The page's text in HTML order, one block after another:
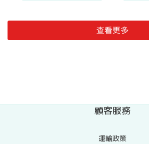
查看更多
顧客服務
運輸政策